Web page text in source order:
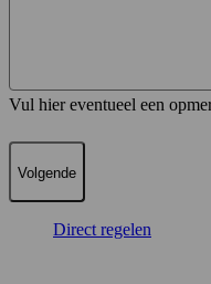
Vul hier eventueel een
Direct regelen